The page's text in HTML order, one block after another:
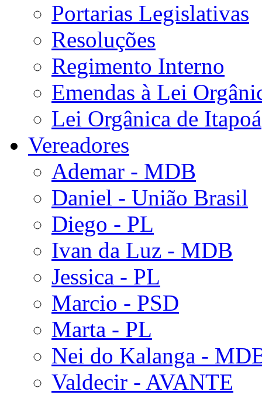
Portarias Legislativas
Resoluções
Regimento Interno
Emendas à Lei
Lei Orgânica de Itapoá
Vereadores
Ademar - MDB
Daniel - União Brasil
Diego - PL
Ivan da Luz - MDB
Jessica - PL
Marcio - PSD
Marta - PL
Nei do Kalanga -
Valdecir - AVANTE